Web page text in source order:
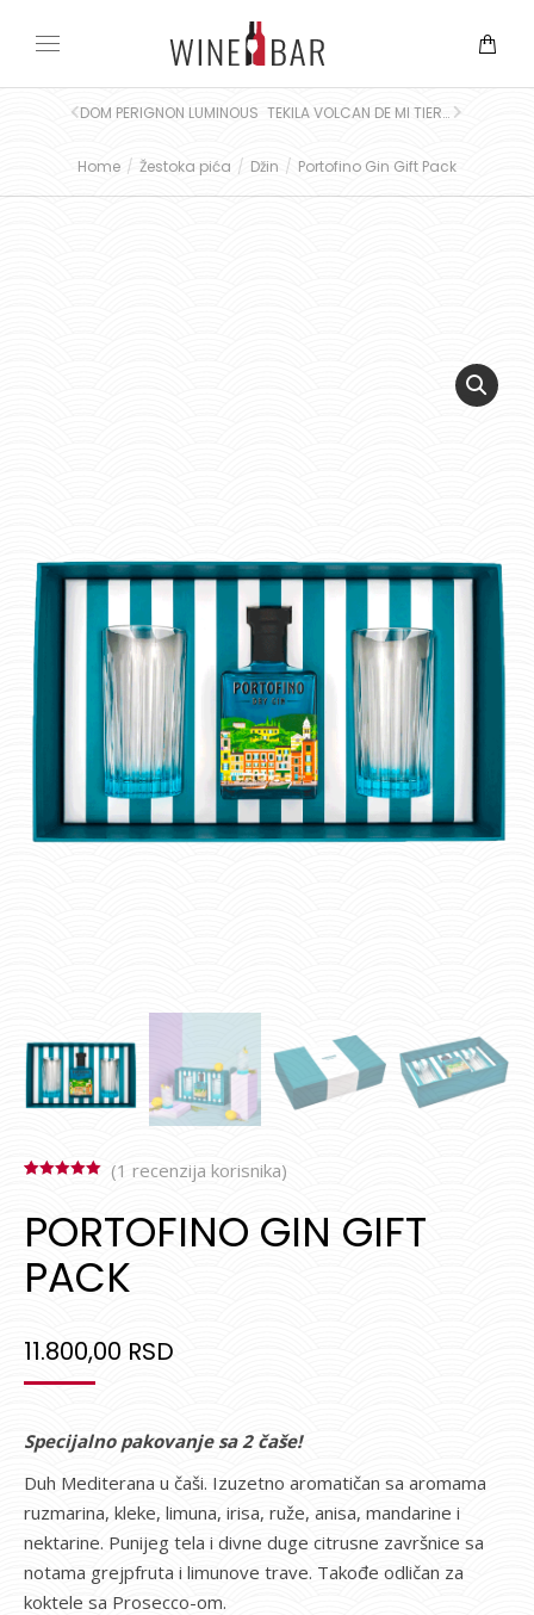
You are here:
Home Žestoka pića Džin Portofino Gin Gift Pack
DOM PERIGNON LUMINOUS TEKILA VOLCAN DE MI TIERRA XA
PORTOFINO GIN GIFT
PACK
11.800,00 RSD
osnovu
ocene kupca
(1 recenzija korisnika)
Specijalno pakovanje sa 2 čaše!
Duh Mediterana u čaši. Izuzetno aromatičan sa aromama
ruzmarina, kleke, limuna, irisa, ruže, anisa, mandarine i
nektarine. Punijeg tela i divne duge citrusne završnice sa
notama grejpfruta i limunove trave. Takođe odličan za
koktele sa Prosecco-om.